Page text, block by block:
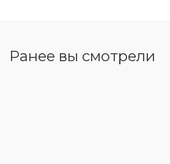
Ранее вы смотрели
Черепица